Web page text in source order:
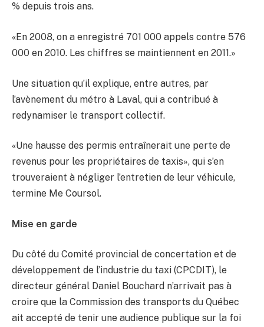
% depuis trois ans.
«En 2008, on a enregistré 701 000 appels contre 576
000 en 2010. Les chiffres se maintiennent en 2011.»
Une situation qu’il explique, entre autres, par
l’avènement du métro à Laval, qui a contribué à
redynamiser le transport collectif.
«Une hausse des permis entraînerait une perte de
revenus pour les propriétaires de taxis», qui s’en
trouveraient à négliger l’entretien de leur véhicule,
termine Me Coursol.
Mise en garde
Du côté du Comité provincial de concertation et de
développement de l’industrie du taxi (CPCDIT), le
directeur général Daniel Bouchard n’arrivait pas à
croire que la Commission des transports du Québec
ait accepté de tenir une audience publique sur la foi